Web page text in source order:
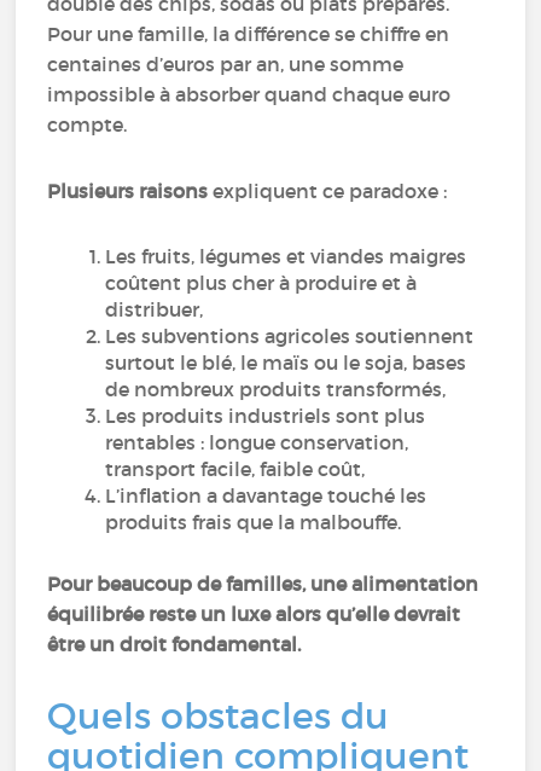
Pour une famille, la différence se chiffre en
centaines d’euros par an, une somme
impossible à absorber quand chaque euro
compte.
Plusieurs raisons expliquent ce paradoxe :
Les fruits, légumes et viandes maigres
coûtent plus cher à produire et à
distribuer,
Les subventions agricoles soutiennent
surtout le blé, le maïs ou le soja, bases
de nombreux produits transformés,
Les produits industriels sont plus
rentables : longue conservation,
transport facile, faible coût,
L’inflation a davantage touché les
produits frais que la malbouffe.
Pour beaucoup de familles, une alimentation
équilibrée reste un luxe alors qu’elle devrait
être un droit fondamental.
Quels obstacles du
quotidien compliquent